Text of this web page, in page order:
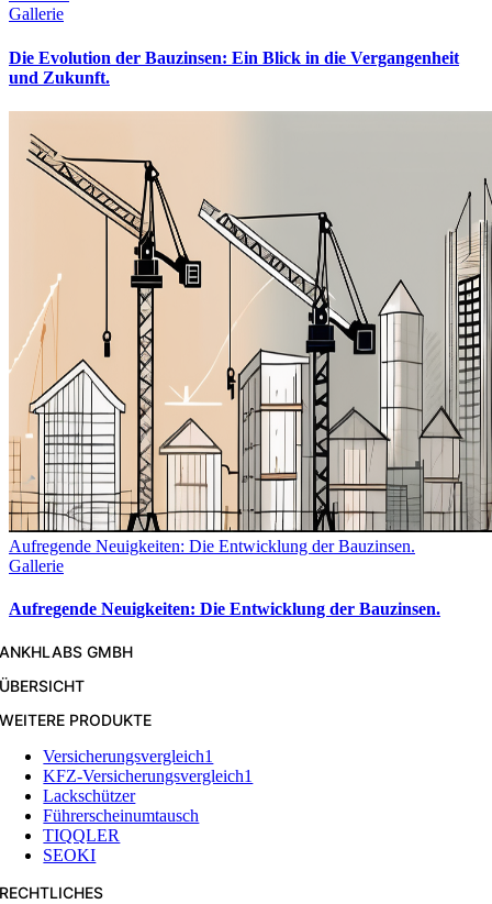
Gallerie
Die Evolution der Bauzinsen: Ein Blick in die Vergangenheit
und Zukunft.
Aufregende Neuigkeiten: Die Entwicklung der Bauzinsen.
Gallerie
Aufregende Neuigkeiten: Die Entwicklung der Bauzinsen.
ANKHLABS GMBH
ÜBERSICHT
WEITERE PRODUKTE
Versicherungsvergleich1
KFZ-Versicherungsvergleich1
Lackschützer
Führerscheinumtausch
TIQQLER
SEOKI
RECHTLICHES